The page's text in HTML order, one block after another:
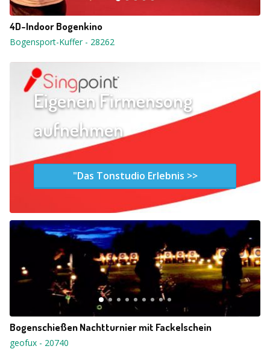
4D-Indoor Bogenkino
Bogensport-Kuffer- 28262
Eigenen Firmensong
aufnehmen
"Das Tonstudio Erlebnis >>
Bogenschießen Nachtturnier mit Fackelschein
geofux - 20740